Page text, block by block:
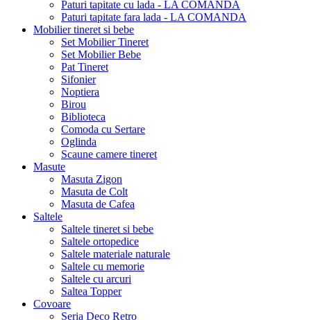
Paturi tapitate cu lada - LA COMANDA
Paturi tapitate fara lada - LA COMANDA
Mobilier tineret si bebe
Set Mobilier Tineret
Set Mobilier Bebe
Pat Tineret
Sifonier
Noptiera
Birou
Biblioteca
Comoda cu Sertare
Oglinda
Scaune camere tineret
Masute
Masuta Zigon
Masuta de Colt
Masuta de Cafea
Saltele
Saltele tineret si bebe
Saltele ortopedice
Saltele materiale naturale
Saltele cu memorie
Saltele cu arcuri
Saltea Topper
Covoare
Seria Deco Retro